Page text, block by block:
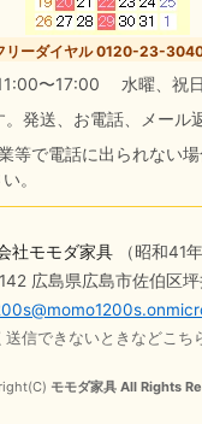
リーダイヤル 0120-23-
〜17:00 水曜、祝
発送、お電話、メール
等で電話に出られない
。
社モモダ家具（昭和41年
広島県広島市佐伯区
信できないときなどこち
モモダ家具 All Rights